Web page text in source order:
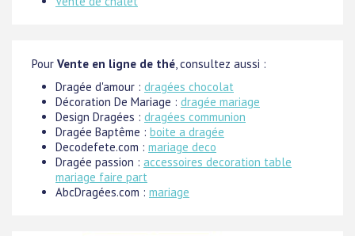
Pour Vente en ligne de thé, consultez aussi :
Dragée d'amour : dragées chocolat
Décoration De Mariage : dragée mariage
Design Dragées : dragées communion
Dragée Baptême : boite a dragée
Decodefete.com : mariage deco
Dragée passion : accessoires decoration table
mariage faire part
AbcDragées.com : mariage